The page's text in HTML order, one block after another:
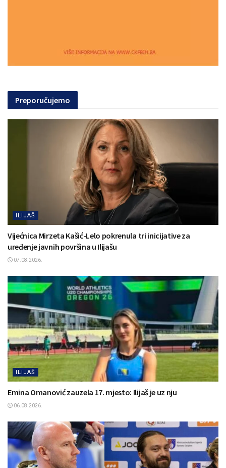
Preporučujemo
ILIJAŠ
Vijećnica Mirzeta Kašić-Lelo pokrenula tri inicijative za
uređenje javnih površina u Ilijašu
07.08.2026.
ILIJAŠ
Emina Omanović zauzela 17. mjesto: Ilijaš je uz nju
06.08.2026.